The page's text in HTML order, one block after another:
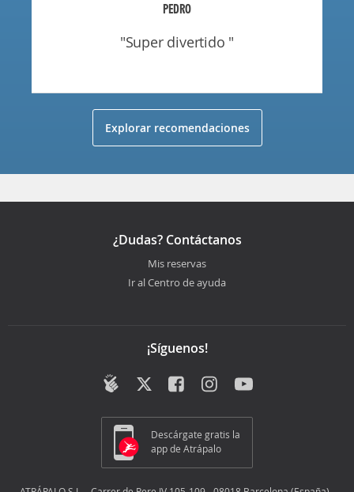
PEDRO
"super divertido "
Explorar recomendaciones
¿Dudas? Contáctanos
Mis reservas
Ir al Centro de ayuda
¡Síguenos!
Descárgate gratis la
app de Atrápalo